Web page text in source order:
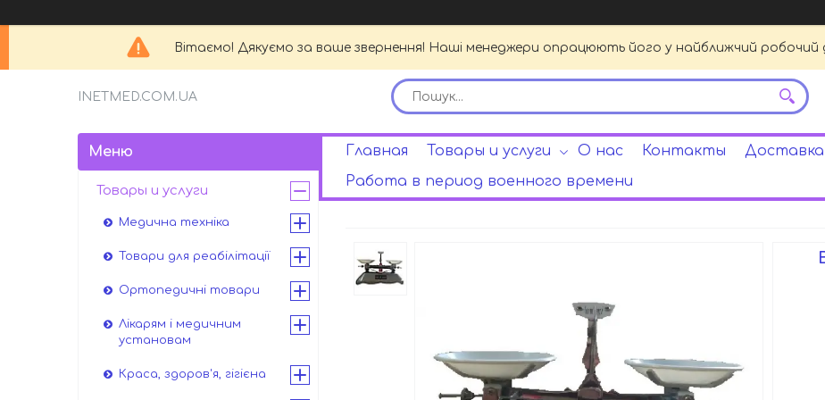
Вітаємо! Дякуємо за ваше звернення! Наші менеджери опрацюють його у найближчий робочий
INETMED.COM.UA
Главная Товары и услуги О нас Контакты
Работа в период военного времени
Товары и услуги
Медична техніка
Товари для реабілітації
Ортопедичні товари
Лікарям і медичним
установам
Краса, здоров'я, гігієна